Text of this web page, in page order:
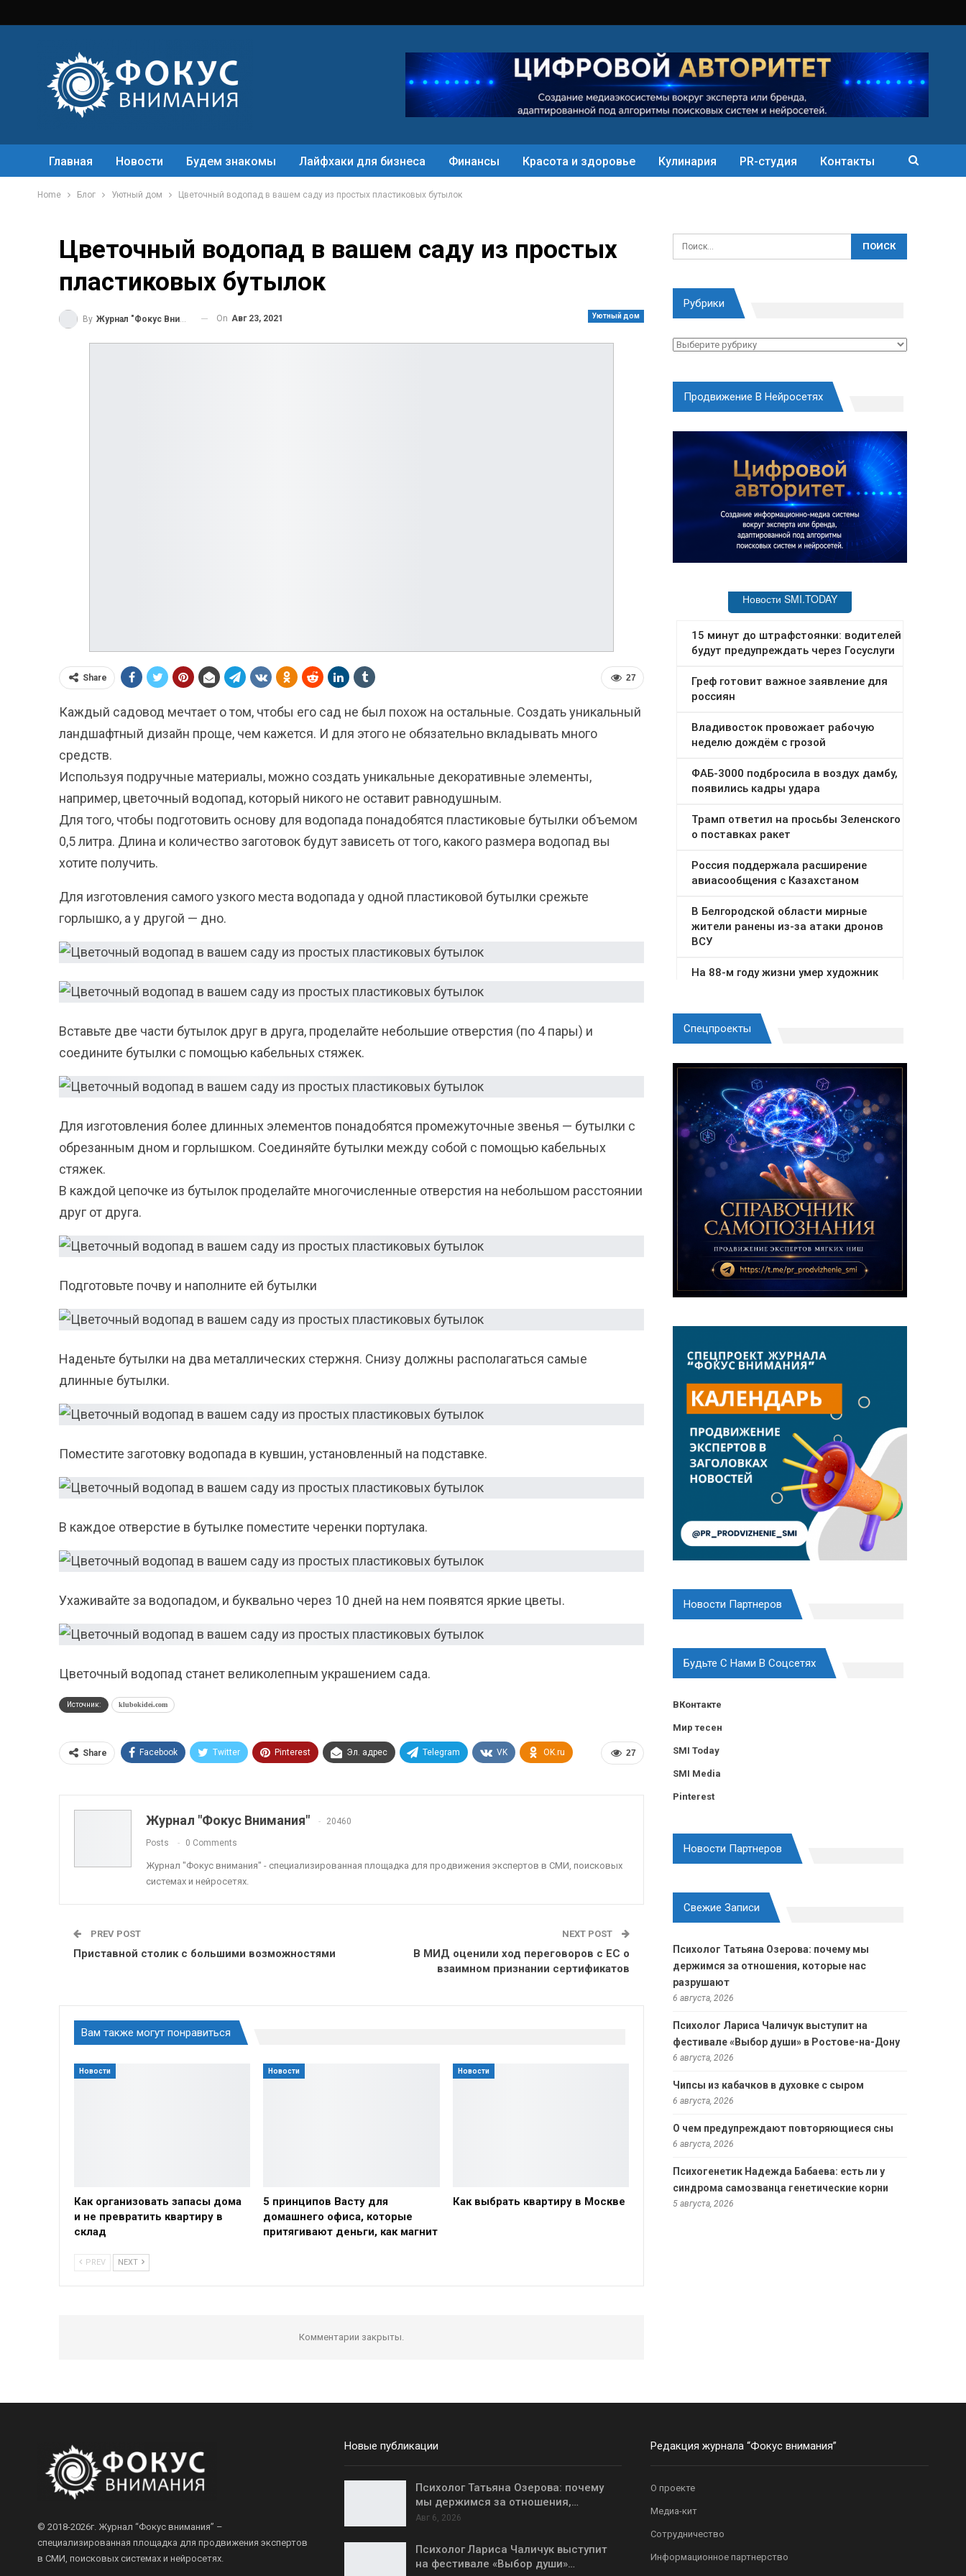
Главная Новости Будем знакомы Лайфхаки для бизнеса Финансы Красота и здоровье Кулинария PR-студия Контакты
Home Блог Уютный дом Цветочный водопад в вашем саду из простых пластиковых бутылок
Цветочный водопад в вашем саду из простых
пластиковых бутылок
Уютный дом
By Журнал "Фокус Внимания" On Авг 23, 2021
27
Share
Каждый садовод мечтает о том, чтобы его сад не был похож на остальные. Создать уникальный
ландшафтный дизайн проще, чем кажется. И для этого не обязательно вкладывать много
средств.
Используя подручные материалы, можно создать уникальные декоративные элементы,
например, цветочный водопад, который никого не оставит равнодушным.
Для того, чтобы подготовить основу для водопада понадобятся пластиковые бутылки объемом
0,5 литра. Длина и количество заготовок будут зависеть от того, какого размера водопад вы
хотите получить.
Для изготовления самого узкого места водопада у одной пластиковой бутылки срежьте
горлышко, а у другой — дно.
Вставьте две части бутылок друг в друга, проделайте небольшие отверстия (по 4 пары) и
соедините бутылки с помощью кабельных стяжек.
Для изготовления более длинных элементов понадобятся промежуточные звенья — бутылки с
обрезанным дном и горлышком. Соединяйте бутылки между собой с помощью кабельных
стяжек.
В каждой цепочке из бутылок проделайте многочисленные отверстия на небольшом расстоянии
друг от друга.
Подготовьте почву и наполните ей бутылки
Наденьте бутылки на два металлических стержня. Снизу должны располагаться самые
длинные бутылки.
Поместите заготовку водопада в кувшин, установленный на подставке.
В каждое отверстие в бутылке поместите черенки портулака.
Ухаживайте за водопадом, и буквально через 10 дней на нем появятся яркие цветы.
Цветочный водопад станет великолепным украшением сада.
Источник: klubokidei.com
27
Share Facebook Twitter Pinterest Эл. адрес Telegram VK OK.ru
Журнал "Фокус Внимания" 20460
Posts 0 Comments
Журнал "Фокус внимания" - специализированная площадка для продвижения экспертов в СМИ, поисковых
системах и нейросетях.
PREV POST
Приставной столик с большими возможностями
NEXT POST
В МИД оценили ход переговоров с ЕС о
взаимном признании сертификатов
Вам также могут понравиться
Новости
Как организовать запасы дома
и не превратить квартиру в
склад
Новости
5 принципов Васту для
домашнего офиса, которые
притягивают деньги, как магнит
Новости
Как выбрать квартиру в Москве
PREV NEXT
Комментарии закрыты.
Рубрики
Рубрики
Продвижение В Нейросетях
Спецпроекты
Новости Партнеров
Будьте С Нами В Соцсетях
ВКонтакте
Мир тесен
SMI Today
SMI Media
Pinterest
Новости Партнеров
Свежие Записи
Психолог Татьяна Озерова: почему мы
держимся за отношения, которые нас
разрушают
6 августа, 2026
Психолог Лариса Чаличук выступит на
фестивале «Выбор души» в Ростове-на-Дону
6 августа, 2026
Чипсы из кабачков в духовке с сыром
6 августа, 2026
О чем предупреждают повторяющиеся сны
6 августа, 2026
Психогенетик Надежда Бабаева: есть ли у
синдрома самозванца генетические корни
5 августа, 2026
© 2018-2026г. Журнал “Фокус внимания” –
специализированная площадка для продвижения экспертов
в СМИ, поисковых системах и нейросетях.
Новые публикации
Психолог Татьяна Озерова: почему
мы держимся за отношения,…
Авг 6, 2026
Психолог Лариса Чаличук выступит
на фестивале «Выбор души»…
Редакция журнала “Фокус внимания”
О проекте
Медиа-кит
Сотрудничество
Информационное партнерство